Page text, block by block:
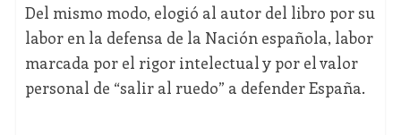
Del mismo modo, elogió al autor del libro por su
labor en la defensa de la Nación española, labor
marcada por el rigor intelectual y por el valor
personal de “salir al ruedo” a defender España.